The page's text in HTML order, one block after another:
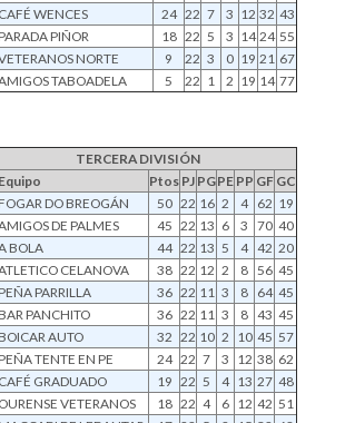
CAFÉ WENCES 24 22 7 3 12 32 43
PIÑOR 18 22 5 3 14 24 55
NORTE 9 22 3 0 19 21 67
TABOADELA 5 22 1 2 19 14 77
TERCERA DIVISIÓN
Equipo Ptos PJ PGPE PP GF GC
DO BREOGÁN 50 22 16 2 4 62 19
DE PALMES 45 22 13 6 3 70 40
BOLA 44 22 13 5 4 42 20
CELANOVA 38 22 12 2 8 56 45
PARRILLA 36 22 11 3 8 64 45
PANCHITO 36 22 11 3 8 43 45
AUTO 32 22 10 2 10 45 57
TENTE EN PE 24 22 7 3 12 38 62
CAFÉ GRADUADO 19 22 5 4 13 27 48
OURENSE VETERANOS 18 22 4 6 12 42 51